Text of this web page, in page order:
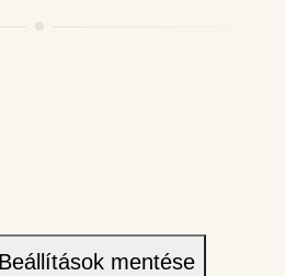
Beállítások mentése